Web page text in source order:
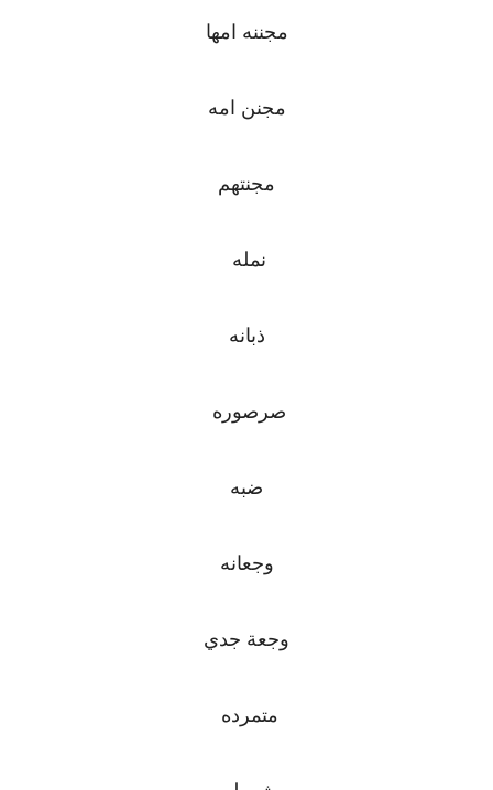
مجننه امها
مجنن امه
مجنتهم
نمله
ذبانه
صرصوره
ضبه
وجعانه
وجعة جدي
متمرده